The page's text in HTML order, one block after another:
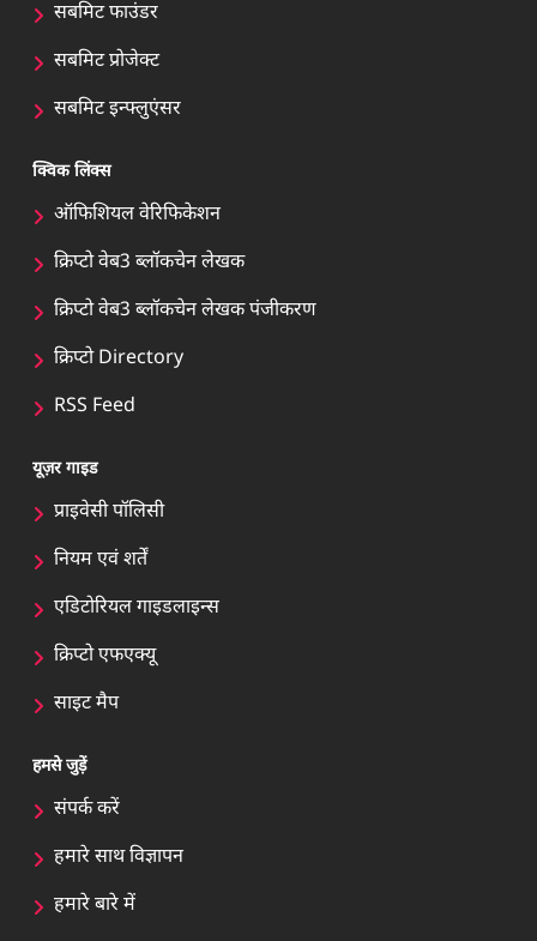
सबमिट फाउंडर
सबमिट प्रोजेक्ट
सबमिट इन्फ्लुएंसर
क्विक लिंक्स
ऑफिशियल वेरिफिकेशन
क्रिप्टो वेब3 ब्लॉकचेन लेखक
क्रिप्टो वेब3 ब्लॉकचेन लेखक पंजीकरण
क्रिप्टो Directory
RSS Feed
यूज़र गाइड
प्राइवेसी पॉलिसी
नियम एवं शर्तें
एडिटोरियल गाइडलाइन्स
क्रिप्टो एफएक्यू
साइट मैप
हमसे जुड़ें
संपर्क करें
हमारे साथ विज्ञापन
हमारे बारे में